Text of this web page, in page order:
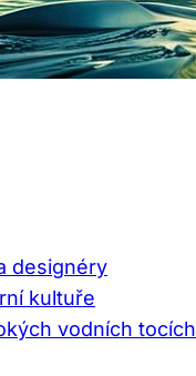
designéry
kultuře
vodních tocích